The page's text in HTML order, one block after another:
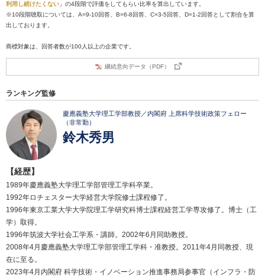
利用し続けたくない 」の4段階で評価をしてもらい比率を算出しています。
※10段階聴取については、A=9-10回答、B=6-8回答、C=3-5回答、D=1-2回答として割合を算
出しております。
商標対象は、回答者数が100人以上の企業です。
継続意向データ（PDF）
ランキング監修
慶應義塾大学理工学部教授／内閣府 上席科学技術政策フェロー
（非常勤）
鈴木秀男
【経歴】
1989年慶應義塾大学理工学部管理工学科卒業。
1992年ロチェスター大学経営大学院修士課程修了。
1996年東京工業大学大学院理工学研究科博士課程経営工学専攻修了。博士（工
学）取得。
1996年筑波大学社会工学系・講師。2002年6月同助教授。
2008年4月慶應義塾大学理工学部管理工学科・准教授。2011年4月同教授、現
在に至る。
2023年4月内閣府 科学技術・イノベーション推進事務局参事官（インフラ・防